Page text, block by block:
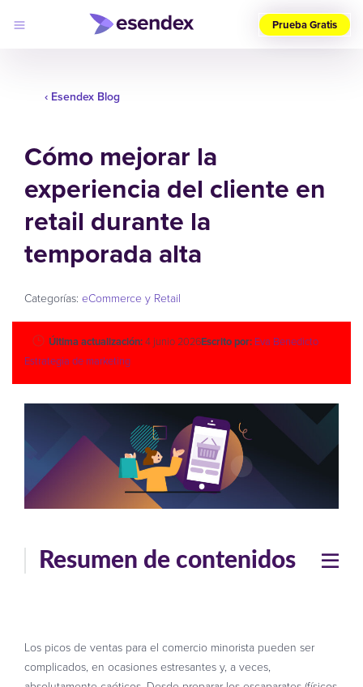
país
Productos
Soluciones
Desarrolladores
Precios
Por qué
elegirnos
Log
in
Prueba Gratis
‹ Esendex Blog
Cómo mejorar la
experiencia del cliente en
retail durante la
temporada alta
Categorías: eCommerce y Retail
Última actualización:4 junio 2026Escrito por: Eva Benedicto
Estrategia de marketing
Resumen de contenidos
Los picos de ventas para el comercio minorista pueden ser
complicados, en ocasiones estresantes y, a veces,